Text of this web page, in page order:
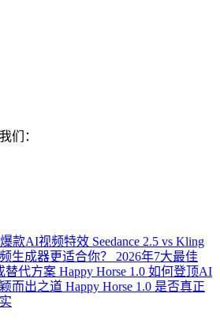
们：
款AI视频特效 Seedance 2.5 vs Kling
生成器更适合你？ 2026年7大最佳
替代方案 Happy Horse 1.0 如何登顶AI
而出之道 Happy Horse 1.0 是否真正